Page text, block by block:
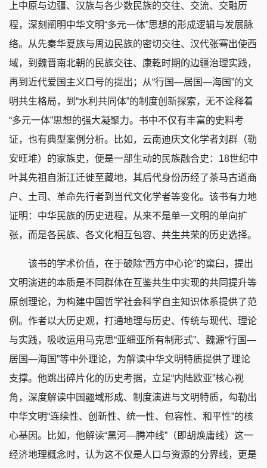
上中原与边疆、汉族与各少数民族的交往、交流、交融历
程，深刻阐明中华文明“多元一体”思想的形成逻辑与发展脉
络。从先秦华夏族与周边民族的密切交往、汉代张骞出使西
域，到魏晋南北朝的民族交往、康乾时期的边疆治理实践，
再到近代爱国主义口号的提出；从“行国—居国—海国”的文
明共生格局，到“水利共同体”的制度创新探索，无不诠释着
“多元一体”思想的强大凝聚力。书中不仅有丰富的史料考
证，也有典型案例分析。比如，云南迪庆文化学者刘群（勒
安旺堆）的家族史，便是一部生动的民族融合史：18世纪中
叶其先祖自浙江迁徙至藏地，其后代身份历经了茶马古道商
户、土司、革命先行者到当代文化学者等变化。该书有力地
证明：中华民族的历史进程，从来不是单一文明的单向扩
张，而是各民族、各文化相互包容、共生共荣的历史选择。
该书的学术价值，在于破除“西方中心论”的窠臼，提出
文明演进的本质是不同群体在互鉴共生中实现的共同提升等
原创理论，为构建中国哲学社会科学自主知识体系提供了范
例。作者以大历史观，打通地理与历史、传统与现代、理论
与实践，吸收运用马克思“亚细亚所有制形式”、魏源“行国—
居国—海国”等中外理论，为解读中华文明特质提供了理论
支撑。他跳出碎片化的历史考据，立足“内陆欧亚”核心视
角，深度解读中国疆域形成、制度演进与文明特质，勾勒出
中华文明“连续性、创新性、统一性、包容性、和平性”的核
心基因。比如，他解读“黑河—腾冲线”（即胡焕庸线）这一
经济地理概念时，认为这不仅是人口与资源的分界线，更是